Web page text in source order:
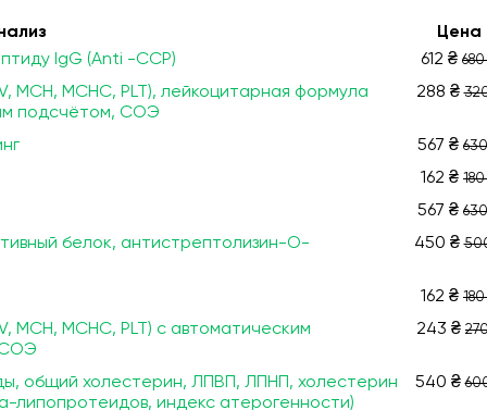
Цена
IgG (Anti -ССР) 612 ₴
МСН, МСНС, PLT), лейкоцитарная формула
подсчётом, СОЭ
288 ₴
567 ₴
162 ₴
567 ₴
белок, антистрептолизин-О-
450 ₴
162 ₴
МСН, МСНС, PLT) с автоматическим
СОЭ
243 ₴
общий холестерин, ЛПВП, ЛПНП, холестерин
индекс атерогенности)
540 ₴